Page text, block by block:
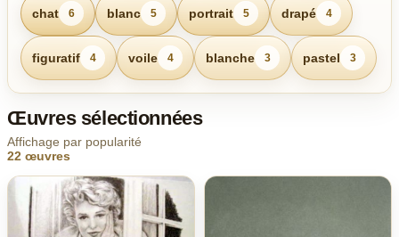
chat 6 blanc 5 portrait 5 drapé 4
figuratif 4 voile 4 blanche 3 pastel 3
Œuvres sélectionnées
Affichage par popularité
22 œuvres